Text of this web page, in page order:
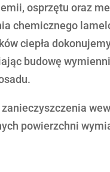
osprzętu oraz
chemicznego
ciepła
budowę
powierzchni